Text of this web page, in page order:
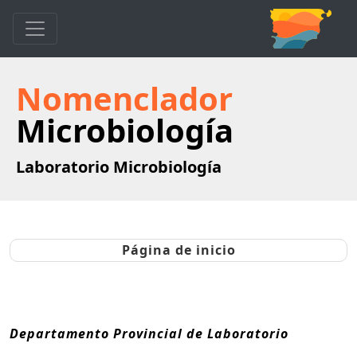
Nomenclador
Microbiología
Laboratorio Microbiología
Página de inicio
Departamento Provincial de Laboratorio